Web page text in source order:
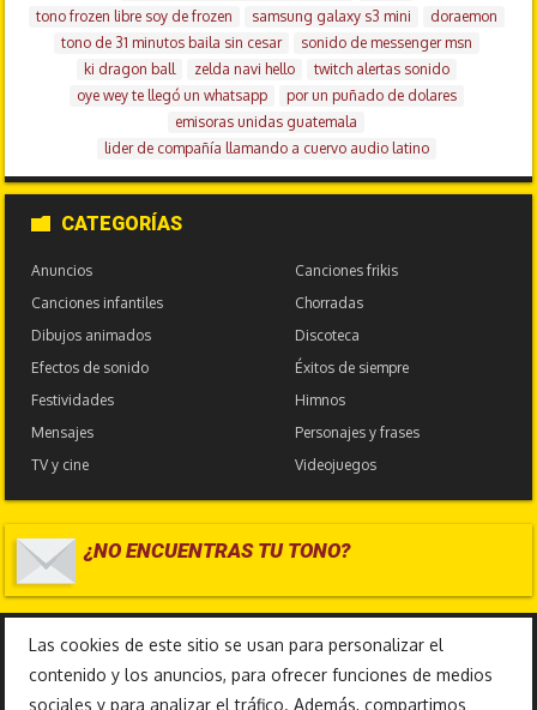
tono frozen libre soy de frozen
samsung galaxy s3 mini
doraemon
tono de 31 minutos baila sin cesar
sonido de messenger msn
ki dragon ball
zelda navi hello
twitch alertas sonido
oye wey te llegó un whatsapp
por un puñado de dolares
emisoras unidas guatemala
lider de compañía llamando a cuervo audio latino
CATEGORÍAS
Anuncios
Canciones frikis
Canciones infantiles
Chorradas
Dibujos animados
Discoteca
Efectos de sonido
Éxitos de siempre
Festividades
Himnos
Mensajes
Personajes y frases
TV y cine
Videojuegos
¿NO ENCUENTRAS TU TONO?
Las cookies de este sitio se usan para personalizar el
contenido y los anuncios, para ofrecer funciones de medios
sociales y para analizar el tráfico. Además, compartimos